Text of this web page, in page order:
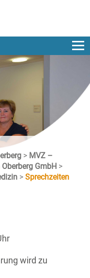
> MVZ –
GmbH >
> Sprechzeiten
wird zu